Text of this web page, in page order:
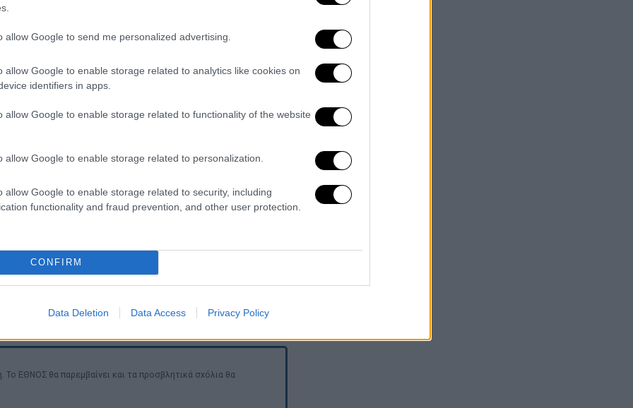
allow Google to send me personalized advertising.
allow Google to enable storage related to analytics like cookies on
identifiers in apps.
allow Google to enable storage related to functionality of the website
allow Google to enable storage related to personalization.
allow Google to enable storage related to security, including
functionality and fraud prevention, and other user protection.
CONFIRM
Data Deletion Data Access Privacy Policy
ΕΘΝΟΣ θα παρεμβαίνει και τα προσβλητικά σχόλια θα